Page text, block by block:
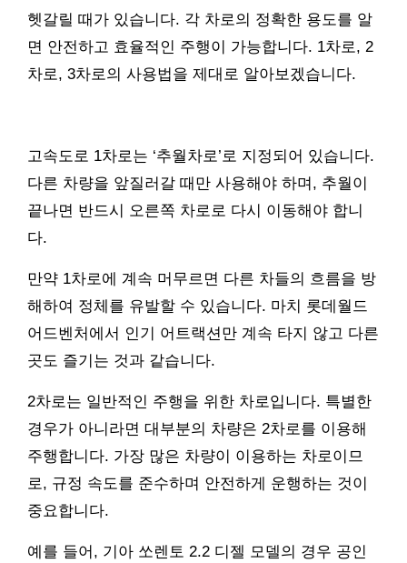
헷갈릴 때가 있습니다. 각 차로의 정확한 용도를 알
면 안전하고 효율적인 주행이 가능합니다. 1차로, 2
차로, 3차로의 사용법을 제대로 알아보겠습니다.
고속도로 1차로는 ‘추월차로’로 지정되어 있습니다.
다른 차량을 앞질러갈 때만 사용해야 하며, 추월이
끝나면 반드시 오른쪽 차로로 다시 이동해야 합니
다.
만약 1차로에 계속 머무르면 다른 차들의 흐름을 방
해하여 정체를 유발할 수 있습니다. 마치 롯데월드
어드벤처에서 인기 어트랙션만 계속 타지 않고 다른
곳도 즐기는 것과 같습니다.
2차로는 일반적인 주행을 위한 차로입니다. 특별한
경우가 아니라면 대부분의 차량은 2차로를 이용해
주행합니다. 가장 많은 차량이 이용하는 차로이므
로, 규정 속도를 준수하며 안전하게 운행하는 것이
중요합니다.
예를 들어, 기아 쏘렌토 2.2 디젤 모델의 경우 공인